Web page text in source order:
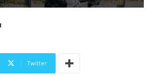
Twitter